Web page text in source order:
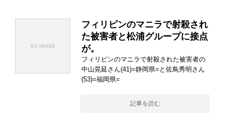
フィリピンのマニラで射殺され
た被害者と松浦グループに接点
が。
フィリピンのマニラで射殺された被害者の
中山晃延さん(41)=静岡県=と佐鳥秀明さん
(53)=福岡県=
記事を読む